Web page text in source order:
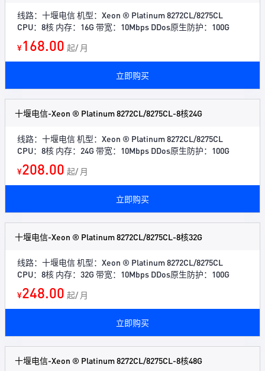
线路：十堰电信 机型：Xeon ® Platinum 8272CL/8275CL
CPU：8核 内存：16G 带宽：10Mbps DDos原生防护：100G
¥168.00 起/ 月
立即购买
十堰电信-Xeon ® Platinum 8272CL/8275CL-8核24G
线路：十堰电信 机型：Xeon ® Platinum 8272CL/8275CL
CPU：8核 内存：24G 带宽：10Mbps DDos原生防护：100G
¥208.00 起/ 月
立即购买
十堰电信-Xeon ® Platinum 8272CL/8275CL-8核32G
线路：十堰电信 机型：Xeon ® Platinum 8272CL/8275CL
CPU：8核 内存：32G 带宽：10Mbps DDos原生防护：100G
¥248.00 起/ 月
立即购买
十堰电信-Xeon ® Platinum 8272CL/8275CL-8核48G